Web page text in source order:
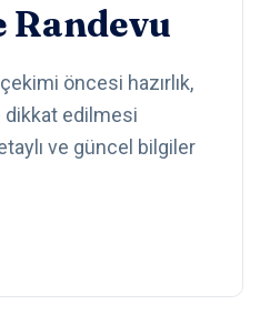
Randevu
öncesi hazırlık,
edilmesi
ve güncel bilgiler